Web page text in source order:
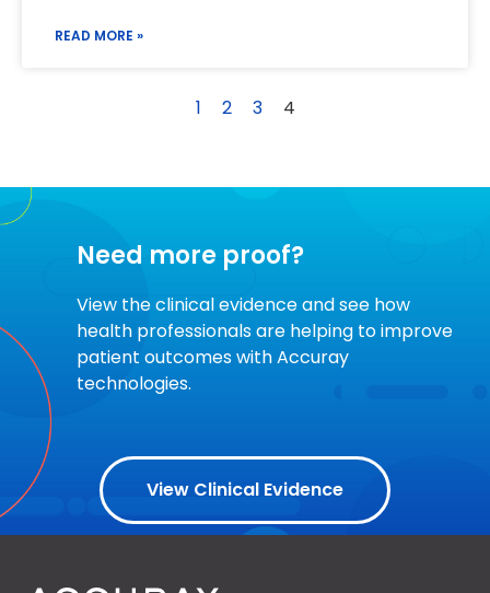
READ MORE »
1 2 3 4
Need more proof?
View the clinical evidence and see how
health professionals are helping to improve
patient outcomes with Accuray
technologies.
View Clinical Evidence